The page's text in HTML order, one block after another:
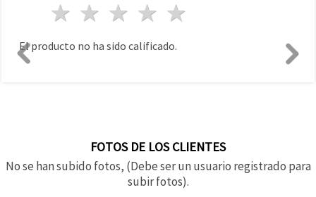
4 estrellas
3 estrellas
2 estrellas
1 estrella
El producto no ha sido calificado.
FOTOS DE LOS CLIENTES
No se han subido fotos, (Debe ser un usuario registrado para
subir fotos).